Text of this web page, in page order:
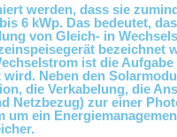
werden, dass sie
6 kWp. Das bedeutet,
von Gleich- in
bezeichnet
ist die
Neben den
die Verkabelung, die
Netzbezug) zur einer
um ein